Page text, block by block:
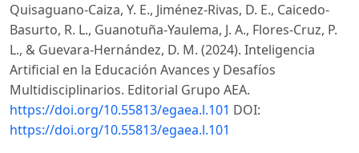
Quisaguano-Caiza, Y. E., Jiménez-Rivas, D. E., Caicedo-
Basurto, R. L., Guanotuña-Yaulema, J. A., Flores-Cruz, P.
L., & Guevara-Hernández, D. M. (2024). Inteligencia
Artificial en la Educación Avances y Desafíos
Multidisciplinarios. Editorial Grupo AEA.
https://doi.org/10.55813/egaea.l.101 DOI:
https://doi.org/10.55813/egaea.l.101